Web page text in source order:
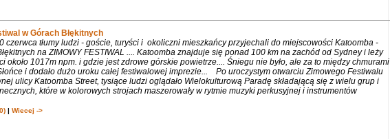
w Górach Błękitnych
czerwca tłumy ludzi - goście, turyści i okoliczni mieszkańcy przyjechali do miejscowości Katoomba -
na ZIMOWY FESTIWAL .... Katoomba znajduje się ponad 100 km na zachód od Sydney i leży
około 1017m npm. i gdzie jest zdrowe górskie powietrze.... Śniegu nie było, ale za to między chmurami
i dodało dużo uroku całej festiwalowej imprezie... Po uroczystym otwarciu Zimowego Festiwalu
ulicy Katoomba Street, tysiące ludzi oglądało Wielokulturową Paradę składającą się z wielu grup i
które w kolorowych strojach maszerowały w rytmie muzyki perkusyjnej i instrumentów
| Wiecej ->